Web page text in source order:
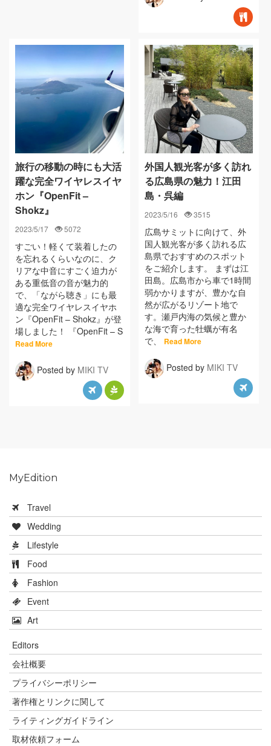
旅行の移動の時にも大活
躍な完全ワイヤレスイヤ
ホン『OpenFit –
Shokz』
2023/5/17 5072
すごい！軽くて装着したの
を忘れるくらいなのに、ク
リアな中音にすごく迫力が
ある重低音の音が魅力的
で、「ながら聴き」にも最
適な完全ワイヤレスイヤホ
ン『OpenFit – Shokz』が登
場しました！ 『OpenFit – S
Read More
Posted by MIKI TV
外国人観光客が多く訪れ
る広島県の魅力！江田
島・呉編
2023/5/16 3515
広島サミットに向けて、外
国人観光客が多く訪れる広
島県でおすすめのスポット
をご紹介します。 まずは江
田島。広島市から車で1時間
弱かかりますが、豊かな自
然が広がるリゾート地で
す。瀬戸内海の気候と豊か
な海で育った牡蠣が有名
で、
Read More
Posted by MIKI TV
MyEdition
Travel
Wedding
Lifestyle
Food
Fashion
Event
Art
Editors
会社概要
プライバシーポリシー
著作権とリンクに関して
ライティングガイドライン
取材依頼フォーム